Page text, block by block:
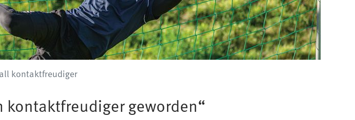
kontaktfreudiger
kontaktfreudiger geworden“